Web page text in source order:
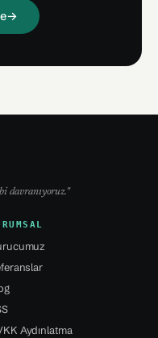
→
davranıyoruz."
Aydınlatma